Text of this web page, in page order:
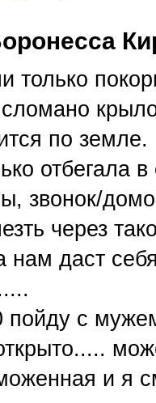
только
по
отбегала
звонок/
через
нам даст
пойду с
и я